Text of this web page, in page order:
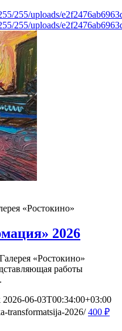
255/uploads/
255/uploads/
«Ростокино»
2026
«Ростокино»
работы
2026-06-03T00:34:00+03:00
transformatsija-2026/ 400 ₽